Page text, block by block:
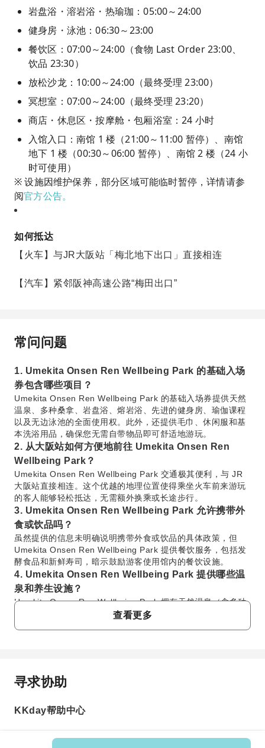
岩盘浴・溶岩浴・热瑜珈：05:00～24:00
健身房・泳池：06:30～23:00
餐饮区：07:00～24:00（食物 Last Order 23:00、
饮品 23:30）
放松沙龙：10:00～24:00（最终受理 23:00）
冥想室：07:00～24:00（最终受理 23:20）
商店・休息区・按摩舱・包厢浴室：24 小时
入馆入口：南馆 1 楼（21:00～11:00 暂停）、南馆
地下 1 楼（00:30～06:00 暂停）、南馆 2 楼（24 小
时可使用）
※ 设施因维护保养，部分区域可能临时暂停，详情请参
阅官方公告。
如何抵达
【火车】与JR大阪站「梅北地下出口」直接相连
【汽车】紧邻阪神高速公路“梅田出口”
常问问题
1. Umekita Onsen Ren Wellbeing Park 的基础入场
券包含哪些项目？
Umekita Onsen Ren Wellbeing Park 的基础入场券提供天然
温泉、多种桑拿、岩盘浴、熔岩浴、先进的健身房、瑜伽课程
以及无边泳池的全面使用权。此外，还提供毛巾、休闲服和基
本洗浴用品，确保您无需自带物品即可舒适地游玩。
2. 从大阪站如何方便地前往 Umekita Onsen Ren
Wellbeing Park？
Umekita Onsen Ren Wellbeing Park 交通极其便利，与 JR
大阪站直接相连。这个优越的地理位置使得乘坐火车前来游玩
的客人能够轻松抵达，无需额外换乘或长途步行。
3. Umekita Onsen Ren Wellbeing Park 允许携带外
食或饮品吗？
虽然提供的信息未明确说明携带外食或饮品的具体政策，但
Umekita Onsen Ren Wellbeing Park 提供餐饮服务，包括发
酵食品和新鲜寿司，暗示鼓励游客使用馆内的餐饮设施。
4. Umekita Onsen Ren Wellbeing Park 提供哪些温
泉和养生设施？
Umekita Onsen Ren Wellbeing Park 拥有天然温泉（含多种
浴池）、桑拿、岩盘浴、熔岩浴、设施齐全的健身房、瑜伽
室、无边泳池以及专门的休息区。该园区是关西地区最大的健
您在 Umekita Onsen Ren Wellbeing Park 的住宿将获得全面
的便利。入场费已包含毛巾、舒适的休闲服以及各种个人护理
风机和卷发棒，方便客人使用。
餐饮场所，提供什么菜肴？
查看更多
常问问题
1. Umekita Onsen Ren Wellbeing Park 的基础入
Umekita Onsen Ren Wellbeing Park 的基础入场券提供
寻求协助
KKday帮助中心